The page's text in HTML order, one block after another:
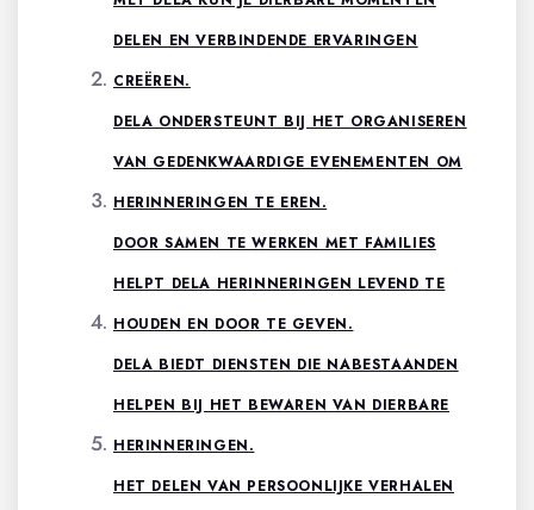
DELEN EN VERBINDENDE ERVARINGEN
CREËREN.
DELA ONDERSTEUNT BIJ HET ORGANISEREN
VAN GEDENKWAARDIGE EVENEMENTEN OM
HERINNERINGEN TE EREN.
DOOR SAMEN TE WERKEN MET FAMILIES
HELPT DELA HERINNERINGEN LEVEND TE
HOUDEN EN DOOR TE GEVEN.
DELA BIEDT DIENSTEN DIE NABESTAANDEN
HELPEN BIJ HET BEWAREN VAN DIERBARE
HERINNERINGEN.
HET DELEN VAN PERSOONLIJKE VERHALEN